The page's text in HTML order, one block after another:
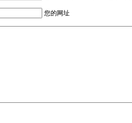
您的网址